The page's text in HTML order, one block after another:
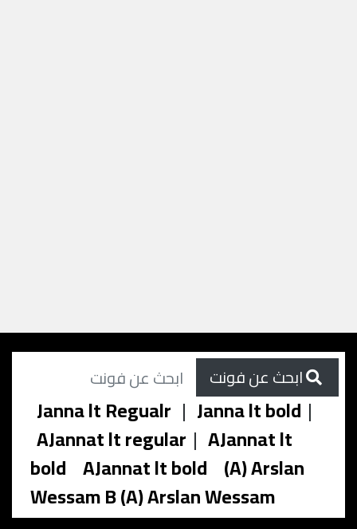
Janna lt Regualr | Janna lt bold |
AJannat lt regular | AJannat lt
bold AJannat lt bold (A) Arslan
Wessam B (A) Arslan Wessam